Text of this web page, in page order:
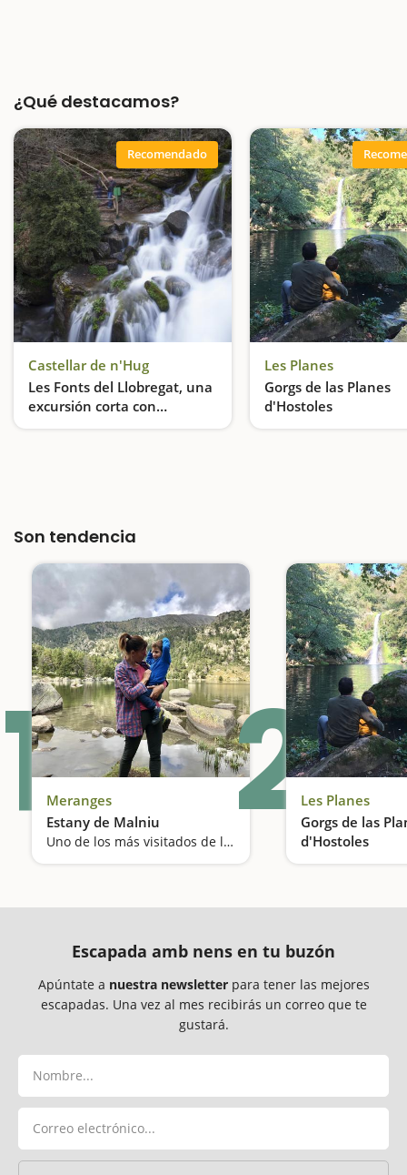
¿Qué destacamos?
Recomendado
Castellar de n'Hug
Les Fonts del Llobregat, una
excursión corta con
cascadas espectaculares
El espectáculo del nacimiento del río Llobregat
Les Planes
Gorgs de las Planes
d'Hostoles
Un espacio protegido
Son tendencia
1 Meranges
Estany de Malniu
Uno de los más visitados de la Cerdanya2Les Planes
Gorgs de las
d'Hostoles
Un espacio
Escapada amb nens en tu buzón
Apúntate a nuestra newsletterpara tener las mejores
escapadas. Una vez al mes recibirás un correo que te
gustará.